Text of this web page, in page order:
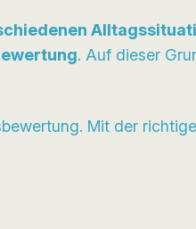
. Auf dieser
Mit der